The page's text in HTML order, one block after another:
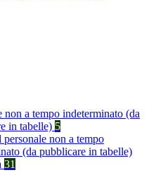
non a tempo indeterminato (da
in tabelle) 5
personale non a tempo
(da pubblicare in tabelle)
31